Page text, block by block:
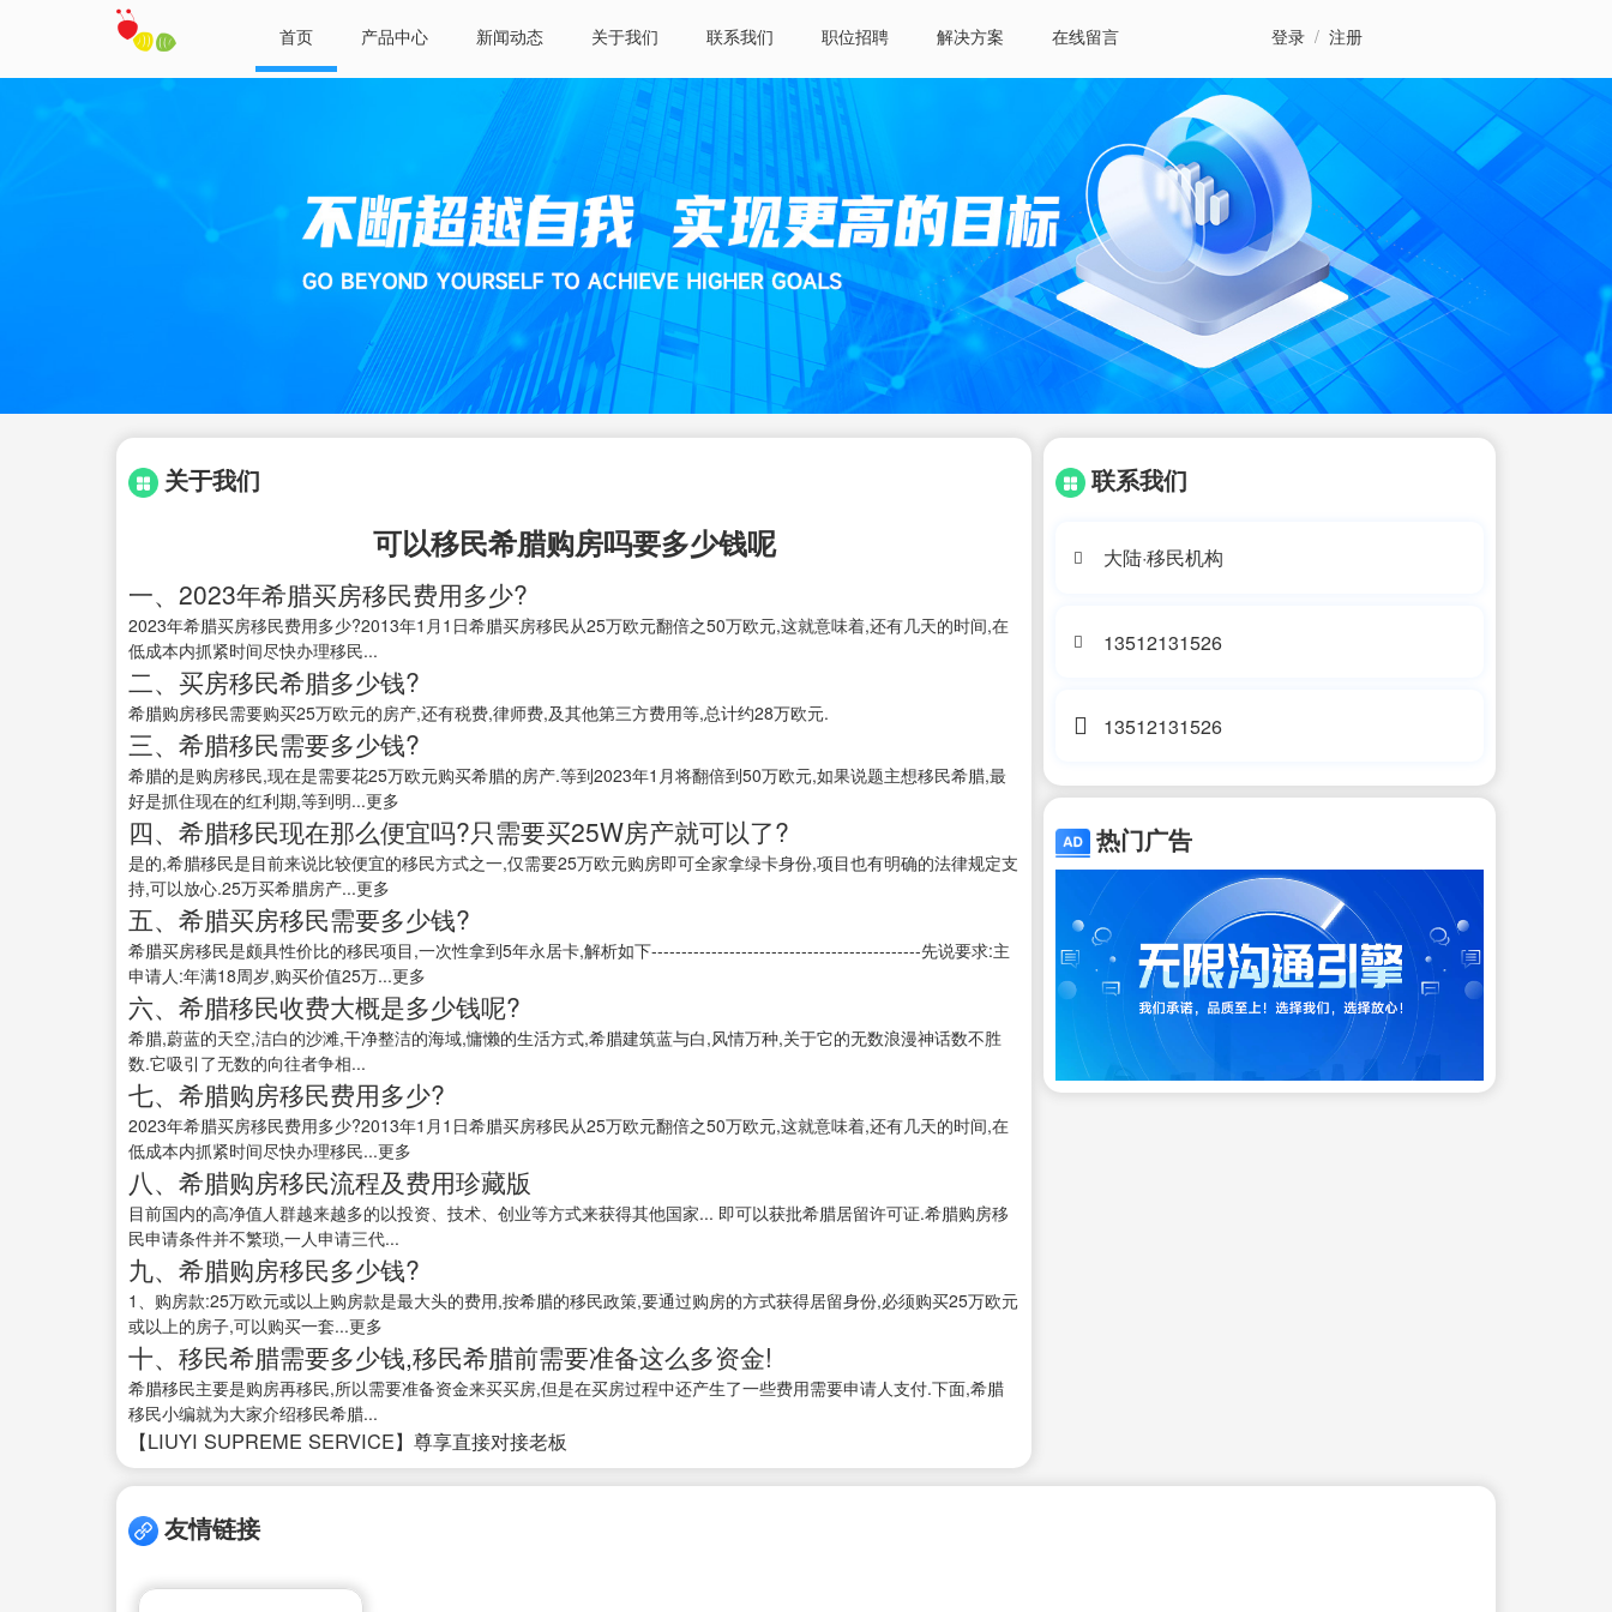
首页 产品中心 新闻动态 关于我们 联系我们 职位招聘 解决方案 在线留言 登录 / 注册
关于我们
可以移民希腊购房吗要多少钱呢
一、2023年希腊买房移民费用多少?
2023年希腊买房移民费用多少?2013年1月1日希腊买房移民从25万欧元翻倍之50万欧元,这就意味着,还有几天的时间,在
低成本内抓紧时间尽快办理移民...
二、买房移民希腊多少钱?
希腊购房移民需要购买25万欧元的房产,还有税费,律师费,及其他第三方费用等,总计约28万欧元.
三、希腊移民需要多少钱?
希腊的是购房移民,现在是需要花25万欧元购买希腊的房产.等到2023年1月将翻倍到50万欧元,如果说题主想移民希腊,最
好是抓住现在的红利期,等到明...更多
四、希腊移民现在那么便宜吗?只需要买25W房产就可以了?
是的,希腊移民是目前来说比较便宜的移民方式之一,仅需要25万欧元购房即可全家拿绿卡身份,项目也有明确的法律规定支
持,可以放心.25万买希腊房产...更多
五、希腊买房移民需要多少钱?
希腊买房移民是颇具性价比的移民项目,一次性拿到5年永居卡,解析如下---------------------------------------------先说要求:主
申请人:年满18周岁,购买价值25万...更多
六、希腊移民收费大概是多少钱呢?
希腊,蔚蓝的天空,洁白的沙滩,干净整洁的海域,慵懒的生活方式,希腊建筑蓝与白,风情万种,关于它的无数浪漫神话数不胜
数.它吸引了无数的向往者争相...
七、希腊购房移民费用多少?
2023年希腊买房移民费用多少?2013年1月1日希腊买房移民从25万欧元翻倍之50万欧元,这就意味着,还有几天的时间,在
低成本内抓紧时间尽快办理移民...更多
八、希腊购房移民流程及费用珍藏版
目前国内的高净值人群越来越多的以投资、技术、创业等方式来获得其他国家... 即可以获批希腊居留许可证.希腊购房移
民申请条件并不繁琐,一人申请三代...
九、希腊购房移民多少钱?
1、购房款:25万欧元或以上购房款是最大头的费用,按希腊的移民政策,要通过购房的方式获得居留身份,必须购买25万欧元
或以上的房子,可以购买一套...更多
十、移民希腊需要多少钱,移民希腊前需要准备这么多资金!
希腊移民主要是购房再移民,所以需要准备资金来买买房,但是在买房过程中还产生了一些费用需要申请人支付.下面,希腊
移民小编就为大家介绍移民希腊...
【LIUYI SUPREME SERVICE】尊享直接对接老板
联系我们
大陆·移民机构
13512131526
13512131526
热门广告
友情链接